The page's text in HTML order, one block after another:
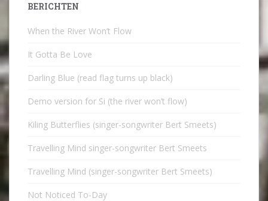
BERICHTEN
When the River Won’t Flow
It Gotta Be Love
Darling Blue (read flag turns up black)
Demo version for Si (the river won’t flow)
Kiling Butterflies (singer-songwriter Bert Smeets)
Travelling Mind singer-songwriter Bert Smeets
Travelling Mind (singer-songwriter Bert Smeets)
Not Noticed To-Day